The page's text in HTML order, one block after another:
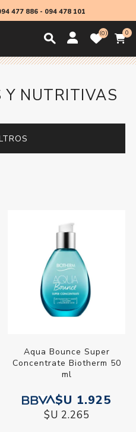
477 886- 094 478 101
0 0
Y NUTRITIVAS
Aqua Bounce Super
Concentrate Biotherm 50
ml
$U 1.925
$U 2.265